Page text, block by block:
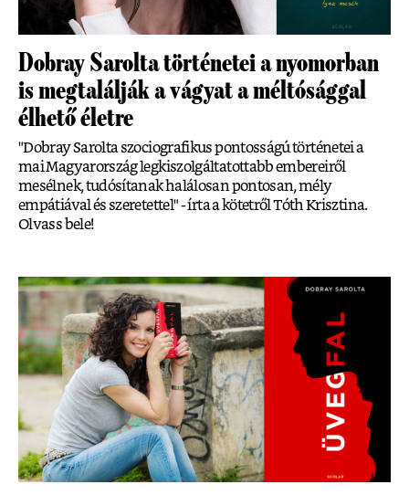
Dobray Sarolta történetei a nyomorban
is megtalálják a vágyat a méltósággal
élhető életre
"Dobray Sarolta szociografikus pontosságú történetei a
mai Magyarország legkiszolgáltatottabb embereiről
mesélnek, tudósítanak halálosan pontosan, mély
empátiával és szeretettel" - írta a kötetről Tóth Krisztina.
Olvass bele!